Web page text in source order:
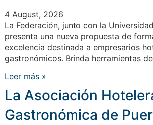
4 August, 2026
La Federación, junto con la
presenta una nueva propuesta de
excelencia destinada a empresarios
gastronómicos. Brinda herramientas de
Leer más »
La Asociación
Gastronómica de